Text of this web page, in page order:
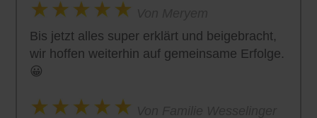
Bis jetzt alles super erklärt und beigebracht,
wir hoffen weiterhin auf gemeinsame Erfolge.
😀